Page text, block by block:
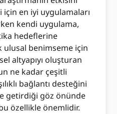
en iyi uygulamaları
kendi uygulama,
hedeflerine
ulusal benimseme için
altyapıyı oluşturan
ne kadar çeşitli
bağlantı desteğini
getirdiği göz önünde
özellikle önemlidir.